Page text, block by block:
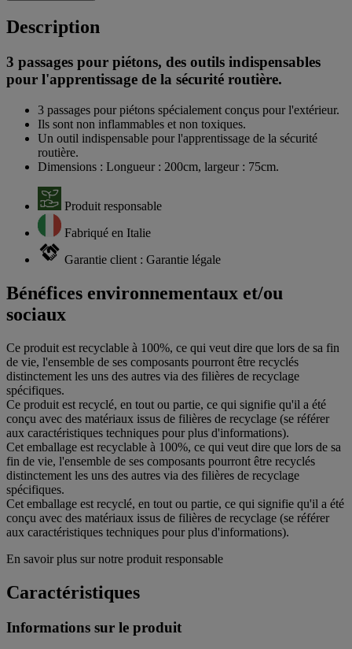
Description
3 passages pour piétons, des outils indispensables
pour l'apprentissage de la sécurité routière.
3 passages pour piétons spécialement conçus pour l'extérieur.
Ils sont non inflammables et non toxiques.
Un outil indispensable pour l'apprentissage de la sécurité
routière.
Dimensions : Longueur : 200cm, largeur : 75cm.
Produit responsable
Fabriqué en Italie
Garantie client : Garantie légale
Bénéfices environnementaux et/ou
sociaux
Ce produit est recyclable à 100%, ce qui veut dire que lors de sa fin
de vie, l'ensemble de ses composants pourront être recyclés
distinctement les uns des autres via des filières de recyclage
spécifiques.
Ce produit est recyclé, en tout ou partie, ce qui signifie qu'il a été
conçu avec des matériaux issus de filières de recyclage (se référer
aux caractéristiques techniques pour plus d'informations).
Cet emballage est recyclable à 100%, ce qui veut dire que lors de sa
fin de vie, l'ensemble de ses composants pourront être recyclés
distinctement les uns des autres via des filières de recyclage
spécifiques.
Cet emballage est recyclé, en tout ou partie, ce qui signifie qu'il a été
conçu avec des matériaux issus de filières de recyclage (se référer
aux caractéristiques techniques pour plus d'informations).
En savoir plus sur notre produit responsable
Caractéristiques
Informations sur le produit